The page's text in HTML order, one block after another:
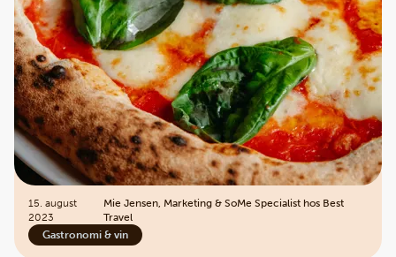
15. august
2023
Mie Jensen, Marketing & SoMe Specialist hos Best
Travel
Gastronomi & vin